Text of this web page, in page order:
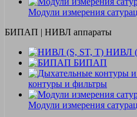
Модули измерения
БИПАП | НИВЛ аппараты
НИВЛ
БИПАП
контуры и фильтры
Модули измерения